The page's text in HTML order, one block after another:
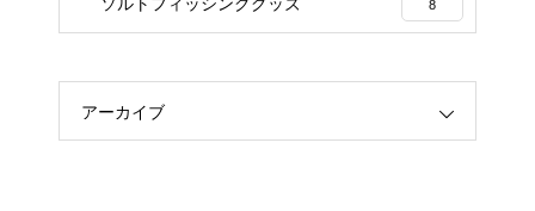
8
アーカイブ